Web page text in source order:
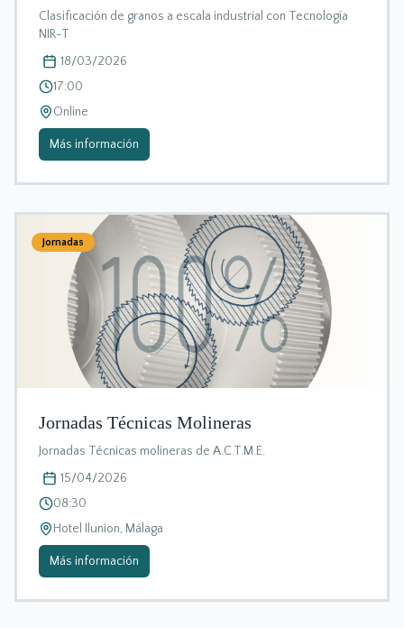
Clasificación de granos a escala industrial con Tecnología
NIR-T
18/03/2026
17:00
Online
Más información
Jornadas
Jornadas Técnicas Molineras
Jornadas Técnicas molineras de A.C.T.M.E.
15/04/2026
08:30
Hotel Ilunion, Málaga
Más información